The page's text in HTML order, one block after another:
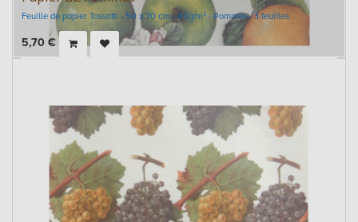
Feuille de papier Tassotti - 50 x 70 cm - 80g/m² - Pommes - 3 feuilles
5,70 €